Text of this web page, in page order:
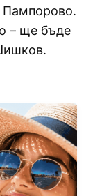
Пампорово.
– ще бъде